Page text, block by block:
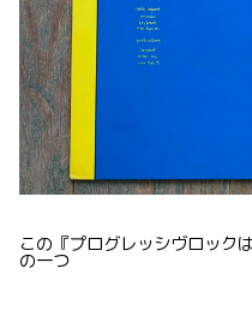
この『プログレッシヴロック
の一つ